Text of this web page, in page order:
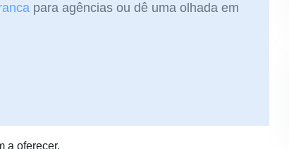
para agências ou dê uma olhada em
a oferecer.